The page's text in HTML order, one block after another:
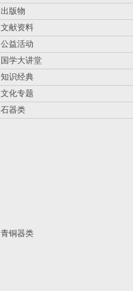
出版物
文献资料
公益活动
国学大讲堂
知识经典
文化专题
石器类
青铜器类